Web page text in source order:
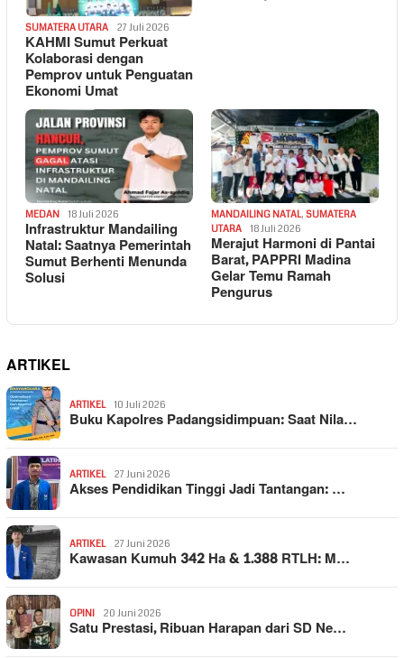
SUMATERA UTARA 27 Juli 2026
KAHMI Sumut Perkuat
Kolaborasi dengan
Pemprov untuk Penguatan
Ekonomi Umat
MEDAN 18 Juli 2026
Infrastruktur Mandailing
Natal: Saatnya Pemerintah
Sumut Berhenti Menunda
Solusi
MANDAILING NATAL, SUMATERA
UTARA
18 Juli 2026
Merajut Harmoni di Pantai
Barat, PAPPRI Madina
Gelar Temu Ramah
Pengurus
ARTIKEL
ARTIKEL 10 Juli 2026
Buku Kapolres Padangsidimpuan: Saat Nila…
ARTIKEL 27 Juni 2026
Akses Pendidikan Tinggi Jadi Tantangan: …
ARTIKEL 27 Juni 2026
Kawasan Kumuh 342 Ha & 1.388 RTLH: M…
OPINI 20 Juni 2026
Satu Prestasi, Ribuan Harapan dari SD Ne…